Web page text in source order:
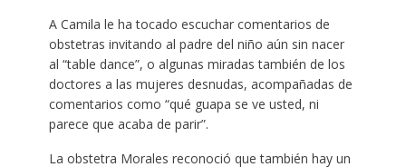
A Camila le ha tocado escuchar comentarios de
obstetras invitando al padre del niño aún sin nacer
al “table dance”, o algunas miradas también de los
doctores a las mujeres desnudas, acompañadas de
comentarios como “qué guapa se ve usted, ni
parece que acaba de parir”.
La obstetra Morales reconoció que también hay un